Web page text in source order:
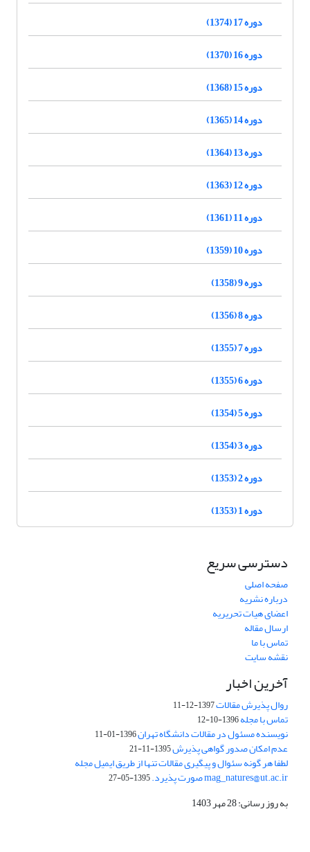
دوره 17 (1374)
دوره 16 (1370)
دوره 15 (1368)
دوره 14 (1365)
دوره 13 (1364)
دوره 12 (1363)
دوره 11 (1361)
دوره 10 (1359)
دوره 9 (1358)
دوره 8 (1356)
دوره 7 (1355)
دوره 6 (1355)
دوره 5 (1354)
دوره 3 (1354)
دوره 2 (1353)
دوره 1 (1353)
دسترسی سریع
صفحه اصلی
درباره نشریه
اعضای هیات تحریریه
ارسال مقاله
تماس با ما
نقشه سایت
آخرین اخبار
روال پذیرش مقالات1397-12-11
تماس با مجله1396-10-12
نویسنده مسئول در مقالات دانشگاه تهران1396-01-11
عدم امکان صدور گواهی پذیرش1395-11-21
لطفا هر گونه سئوال و پیگیری مقالات تنها از طریق ایمیل مجله
mag_natures@ut.ac.ir صورت پذیرد. 1395-05-27
به روز رسانی: 28 مهر 1403